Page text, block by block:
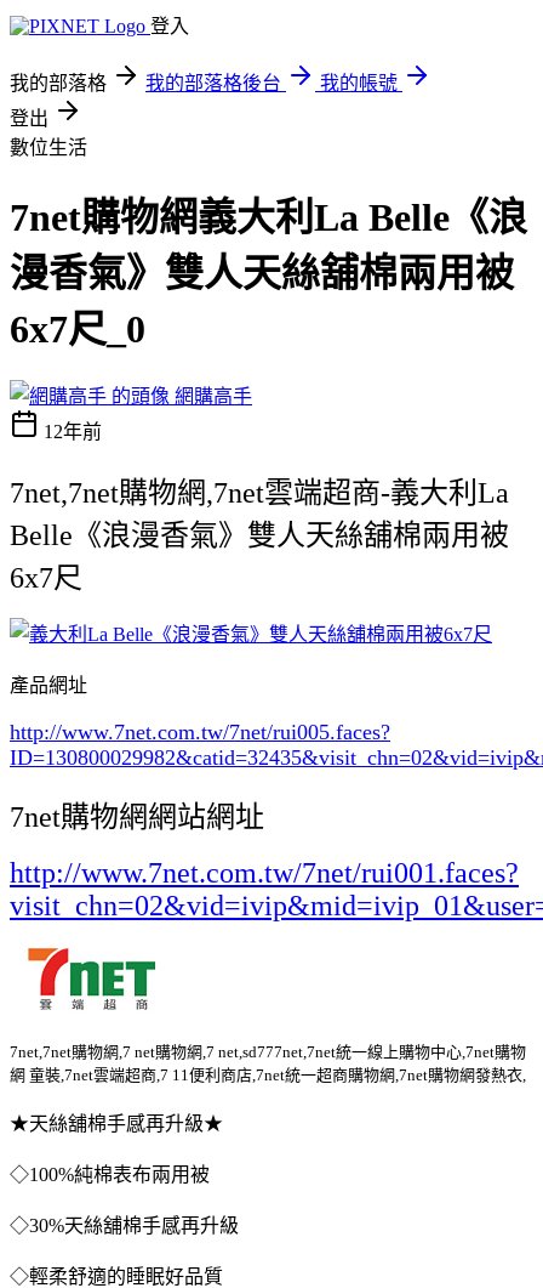
登入
我的部落格 我的部落格後台
我的帳號
登出
數位生活
7net購物網義大利La Belle《浪
漫香氣》雙人天絲舖棉兩用被
6x7尺_0
網購高手
12年前
7net,7net購物網,7net雲端超商-義大利La
Belle《浪漫香氣》雙人天絲舖棉兩用被
6x7尺
產品網址
http://www.7net.com.tw/7net/rui005.faces?
ID=130800029982&catid=32435
7net購物網網站網址
http://www.7net.com.tw/7net/rui001.faces?
7net,7net購物網,7 net購物網,7 net,sd777net,7net統一線上購物中心,7net購物
網 童裝,7net雲端超商,7 11便利商店,7net統一超商購物網,7net購物網發熱衣,
★天絲舖棉手感再升級★
◇100%純棉表布兩用被
◇30%天絲舖棉手感再升級
◇輕柔舒適的睡眠好品質